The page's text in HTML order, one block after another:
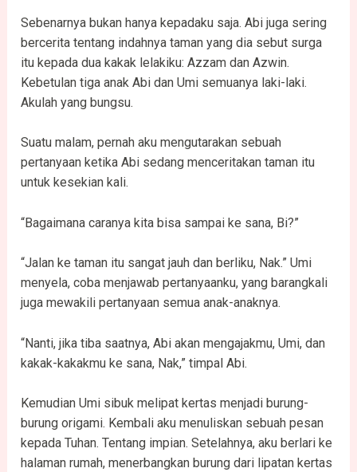
Sebenarnya bukan hanya kepadaku saja. Abi juga sering
bercerita tentang indahnya taman yang dia sebut surga
itu kepada dua kakak lelakiku: Azzam dan Azwin.
Kebetulan tiga anak Abi dan Umi semuanya laki-laki.
Akulah yang bungsu.
Suatu malam, pernah aku mengutarakan sebuah
pertanyaan ketika Abi sedang menceritakan taman itu
untuk kesekian kali.
“Bagaimana caranya kita bisa sampai ke sana, Bi?”
“Jalan ke taman itu sangat jauh dan berliku, Nak.” Umi
menyela, coba menjawab pertanyaanku, yang barangkali
juga mewakili pertanyaan semua anak-anaknya.
“Nanti, jika tiba saatnya, Abi akan mengajakmu, Umi, dan
kakak-kakakmu ke sana, Nak,” timpal Abi.
Kemudian Umi sibuk melipat kertas menjadi burung-
burung origami. Kembali aku menuliskan sebuah pesan
kepada Tuhan. Tentang impian. Setelahnya, aku berlari ke
halaman rumah, menerbangkan burung dari lipatan kertas